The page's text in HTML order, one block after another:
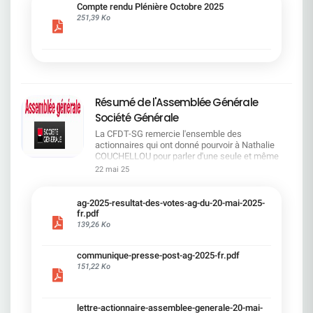
cadre du dialogue social.Bonne lecture !
Compte rendu Plénière Octobre 2025
251,39 Ko
Résumé de l'Assemblée Générale
Société Générale
La CFDT-SG remercie l'ensemble des
actionnaires qui ont donné pourvoir à Nathalie
COUCHELLOU pour parler d'une seule et même
voix.L'assemblée Générale s'est ouverte avec 4
souligné la forte amélioration en 2024 de tous les
facteurs financiers et le premier trimestre 2025
encourageant.Le Directeur Général, Slawomir
solide. Etre une banque simple et intégrée. Etre
une banque efficace. Etre une banque rentable. Le
22 mai 25
ag-2025-resultat-des-votes-ag-du-20-mai-2025-
fr.pdf
139,26 Ko
communique-presse-post-ag-2025-fr.pdf
151,22 Ko
lettre-actionnaire-assemblee-generale-20-mai-